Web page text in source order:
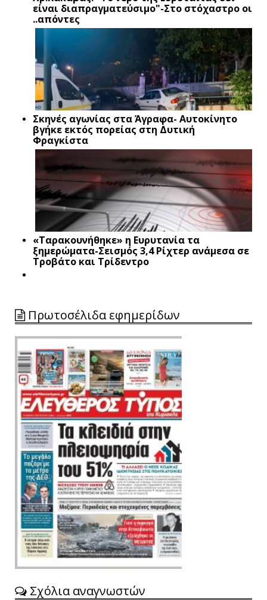
είναι διαπραγματεύσιμο"-Στο στόχαστρο οι
..απόντες
Σκηνές αγωνίας στα Άγραφα- Αυτοκίνητο
βγήκε εκτός πορείας στη Δυτική
Φραγκίστα
«Ταρακουνήθηκε» η Ευρυτανία τα
ξημερώματα-Σεισμός 3,4 Ρίχτερ ανάμεσα σε
Τροβάτο και Τρίδεντρο
Πρωτοσέλιδα εφημερίδων
Σχόλια αναγνωστών